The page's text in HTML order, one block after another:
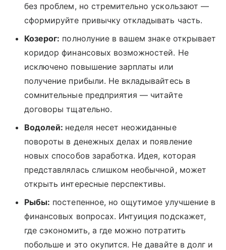
без проблем, но стремительно ускользают —
сформируйте привычку откладывать часть.
Козерог: полнолуние в вашем знаке открывает
коридор финансовых возможностей. Не
исключено повышение зарплаты или
получение прибыли. Не вкладывайтесь в
сомнительные предприятия — читайте
договоры тщательно.
Водолей: неделя несет неожиданные
повороты в денежных делах и появление
новых способов заработка. Идея, которая
представлялась слишком необычной, может
открыть интересные перспективы.
Рыбы: постепенное, но ощутимое улучшение в
финансовых вопросах. Интуиция подскажет,
где сэкономить, а где можно потратить
побольше и это окупится. Не давайте в долг и